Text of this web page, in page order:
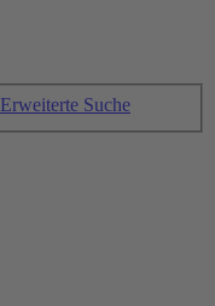
Erweiterte Suche